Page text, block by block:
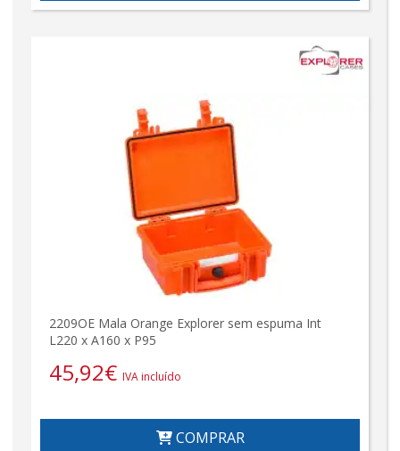
2209OE Mala Orange Explorer sem espuma Int
L220 x A160 x P95
45,92€ IVA incluído
COMPRAR